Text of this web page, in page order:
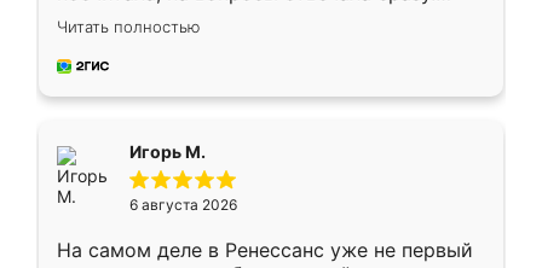
Замерщик приехал в субботу, подошёл к
делу со всей ответственностью. Собрали
за день, ребята работали аккуратно, даже
Читать полностью
Игорь М.
6 августа 2026
На самом деле в Ренессанс уже не первый